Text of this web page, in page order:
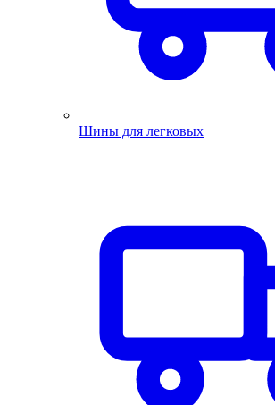
Шины для легковых